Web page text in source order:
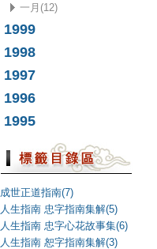
一月(12)
1999
1998
1997
1996
1995
成世正道指南(7)
人生指南 忠字指南集解(5)
人生指南 忠字心花故事集(6)
人生指南 恕字指南集解(3)